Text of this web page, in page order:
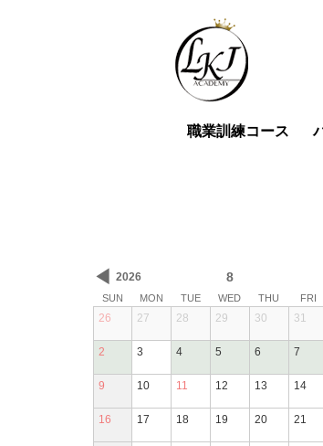
職業訓練コース
◀ 2026 8
SUN MON TUE WED THU FRI
26 27 28 29 30 31
2 3 4 5 6 7
9 10 11 12 13 14
16 17 18 19 20 21